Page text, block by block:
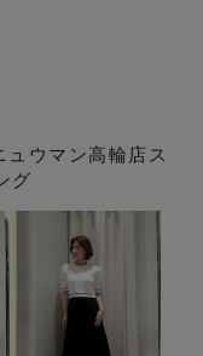
ウマン高輪店ス
グ